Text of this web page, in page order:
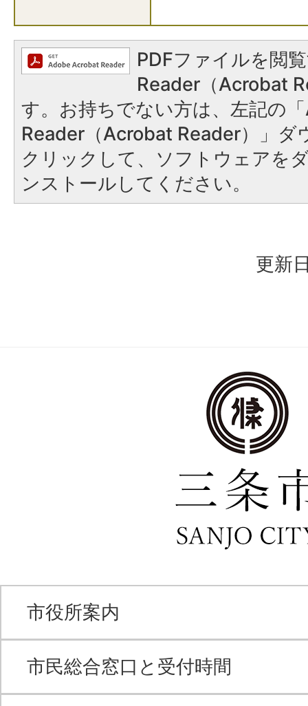
PDFファイルを閲
Reader（Acrobat
す。お持ちでない方は、左記の
Reader（Acrobat Reader）」ダ
クリックして、ソフトウェアを
ンストールしてください。
更新
市役所案内
市民総合窓口と受付時間